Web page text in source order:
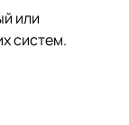
или
систем.